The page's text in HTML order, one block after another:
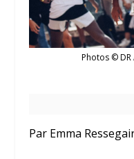
Photos © DR
Par Emma